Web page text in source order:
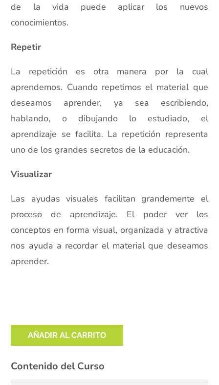
de la vida puede aplicar los nuevos
conocimientos.
Repetir
La repetición es otra manera por la cual
aprendemos. Cuando repetimos el material que
deseamos aprender, ya sea escribiendo,
hablando, o dibujando lo estudiado, el
aprendizaje se facilita. La repetición representa
uno de los grandes secretos de la educación.
Visualizar
Las ayudas visuales facilitan grandemente el
proceso de aprendizaje. El poder ver los
conceptos en forma visual, organizada y atractiva
nos ayuda a recordar el material que deseamos
aprender.
AÑADIR AL CARRITO
Contenido del Curso